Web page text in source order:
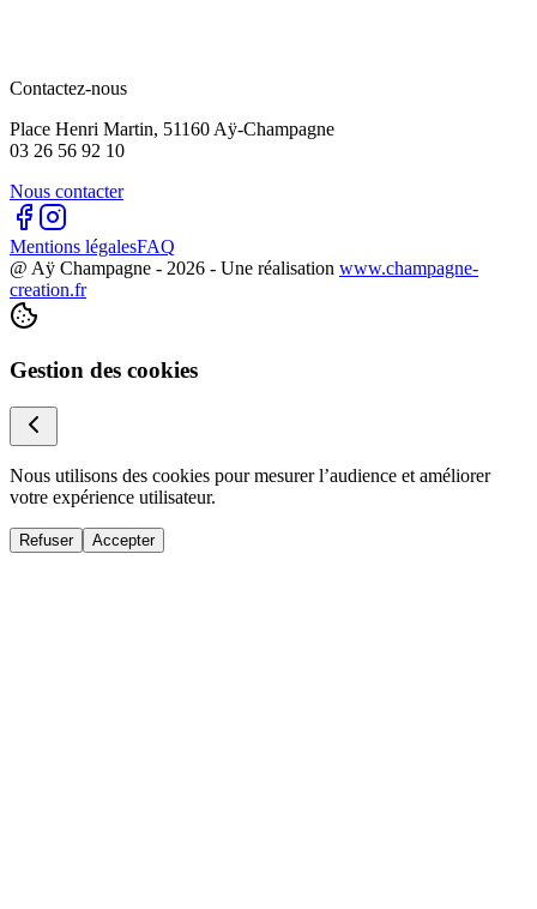
Contactez-nous
Place Henri Martin, 51160 Aÿ-Champagne
03 26 56 92 10
Nous contacter
Mentions légalesFAQ
@ Aÿ Champagne - 2026 - Une réalisation www.champagne-
creation.fr
Gestion des cookies
Nous utilisons des cookies pour mesurer l’audience et améliorer
votre expérience utilisateur.
Refuser Accepter